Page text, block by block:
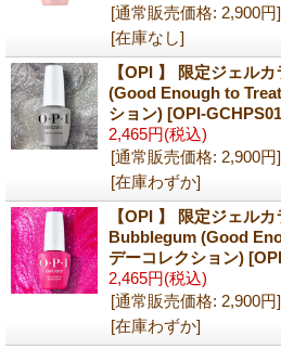
[通常販売価格: 2,900円]
[在庫なし]
【OPI 】 限定ジェル
(Good Enough to
ション) [OPI-
2,465円(税込)
[通常販売価格: 2,900円]
[在庫わずか]
【OPI 】 限定ジェル
Bubblegum (Good
デーコレクション)
2,465円(税込)
[通常販売価格: 2,900円]
[在庫わずか]